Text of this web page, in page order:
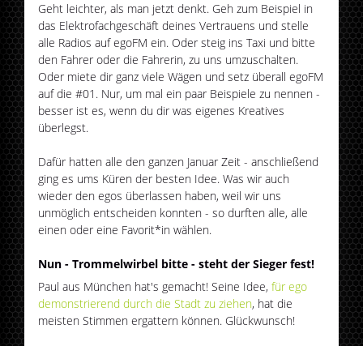
Geht leichter, als man jetzt denkt. Geh zum Beispiel in
das Elektrofachgeschäft deines Vertrauens und stelle
alle Radios auf egoFM ein. Oder steig ins Taxi und bitte
den Fahrer oder die Fahrerin, zu uns umzuschalten.
Oder miete dir ganz viele Wägen und setz überall egoFM
auf die #01. Nur, um mal ein paar Beispiele zu nennen -
besser ist es, wenn du dir was eigenes Kreatives
überlegst.
Dafür hatten alle den ganzen Januar Zeit - anschließend
ging es ums Küren der besten Idee. Was wir auch
wieder den egos überlassen haben, weil wir uns
unmöglich entscheiden konnten - so durften alle, alle
einen oder eine Favorit*in wählen.
Nun - Trommelwirbel bitte - steht der Sieger fest!
Paul aus München hat's gemacht! Seine Idee,für ego
demonstrierend durch die Stadt zu ziehen, hat die
meisten Stimmen ergattern können. Glückwunsch!